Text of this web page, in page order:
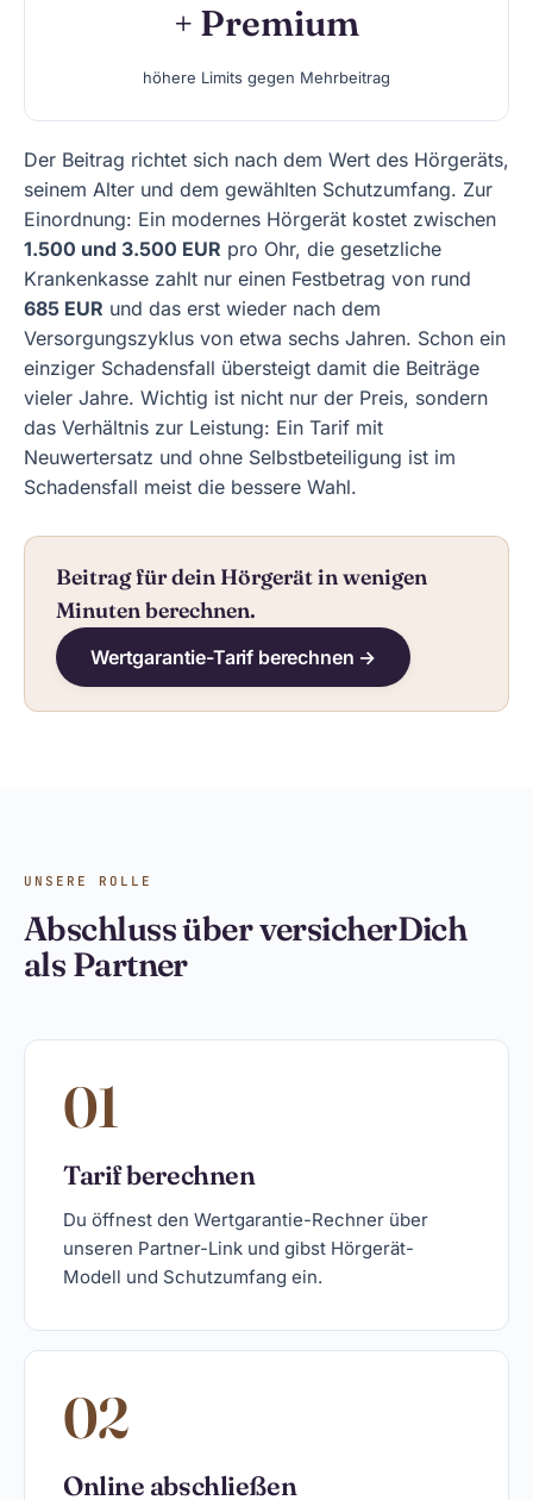
+ Premium
höhere Limits gegen Mehrbeitrag
Der Beitrag richtet sich nach dem Wert des Hörgeräts,
seinem Alter und dem gewählten Schutzumfang. Zur
Einordnung: Ein modernes Hörgerät kostet zwischen
1.500 und 3.500 EUR pro Ohr, die gesetzliche
Krankenkasse zahlt nur einen Festbetrag von rund
685 EUR und das erst wieder nach dem
Versorgungszyklus von etwa sechs Jahren. Schon ein
einziger Schadensfall übersteigt damit die Beiträge
vieler Jahre. Wichtig ist nicht nur der Preis, sondern
das Verhältnis zur Leistung: Ein Tarif mit
Neuwertersatz und ohne Selbstbeteiligung ist im
Schadensfall meist die bessere Wahl.
Beitrag für dein Hörgerät in wenigen
Minuten berechnen.
Wertgarantie-Tarif berechnen →
UNSERE ROLLE
Abschluss über versicherDich
als Partner
01
Tarif berechnen
Du öffnest den Wertgarantie-Rechner über
unseren Partner-Link und gibst Hörgerät-
Modell und Schutzumfang ein.
02
Online abschließen